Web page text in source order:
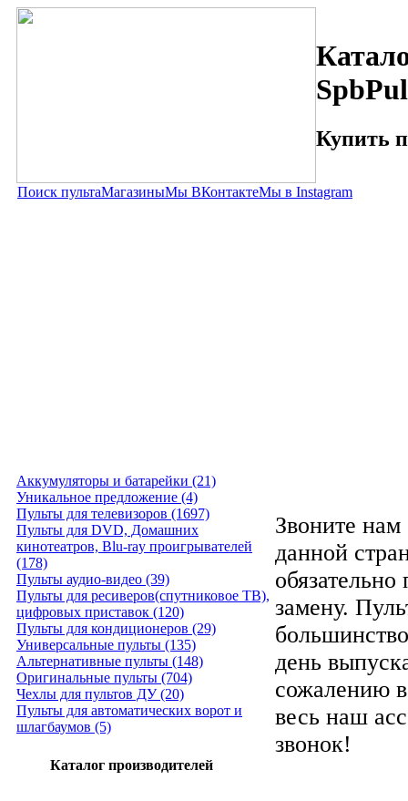
Купить
Поиск пультаМагазиныМы ВКонтактеМы в Instagram
Аккумуляторы и батарейки (21)
Уникальное предложение (4)
Пульты для телевизоров (1697)
Пульты для DVD, Домашних
кинотеатров, Blu-ray проигрывателей
(178)
Пульты аудио-видео (39)
Пульты для ресиверов(спутниковое ТВ),
цифровых приставок (120)
Пульты для кондиционеров (29)
Универсальные пульты (135)
Альтернативные пульты (148)
Оригинальные пульты (704)
Чехлы для пультов ДУ (20)
Пульты для автоматических ворот и
шлагбаумов (5)
Каталог производителей
Звоните нам
данной
замену.
день
сожалению
весь наш
звонок!